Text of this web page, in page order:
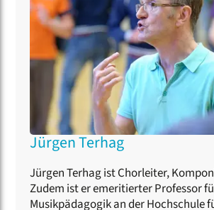
Jürgen Terhag
Jürgen Terhag ist Chorleiter,
Zudem ist er emeritierter Professor
Musikpädagogik an der Hochschule